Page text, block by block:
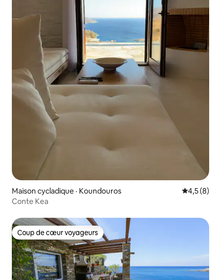
Maison cycladique · Koundouros Note
4,5 (8)
Conte Kea
Coup de cœur voyageurs
Coup de cœur voyageurs